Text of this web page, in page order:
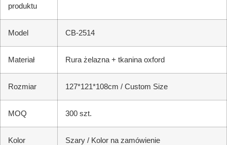
produktu
Model CB-2514
Materiał Rura żelazna + tkanina oxford
Rozmiar 127*121*108cm / Custom Size
MOQ 300 szt.
Kolor Szary / Kolor na zamówienie